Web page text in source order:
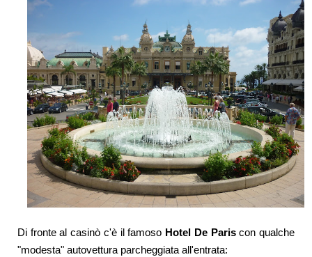
Di fronte al casinò c'è il famoso Hotel De Pariscon qualche
"modesta" autovettura parcheggiata all'entrata: